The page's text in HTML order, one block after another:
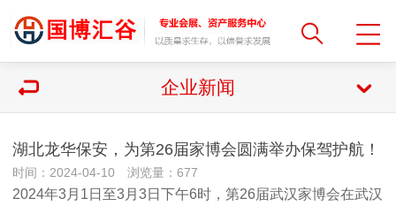
企业新闻
湖北龙华保安，为第26届家博会圆满举办保驾护航！
时间：2024-04-10 浏览量：677
2024年3月1日至3月3日下午6时，第26届武汉家博会在武汉